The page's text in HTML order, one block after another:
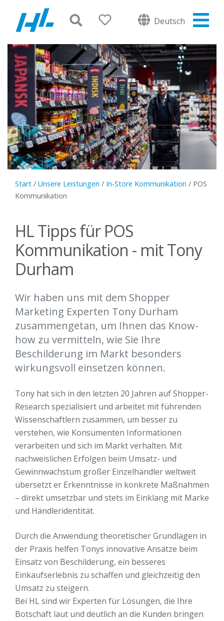
Deutsch
Start / Unsere Leistungen / In-Store Kommunikation / POS
Kommunikation
HL Tipps für POS
Kommunikation - mit Tony
Durham
Wir haben uns mit dem Shopper
Marketing Experten Tony Durham
zusammengetan, um Ihnen das Know-
how zu vermitteln, wie Sie Ihre
Beschilderung im Markt besonders
wirkungsvoll einsetzen können.
Tony hat sich in den letzten 20 Jahren auf Shopper-
Research spezialisiert und arbeitet mit führenden
Wissenschaftlern zusammen, um besser zu
verstehen, wie Konsumenten Informationen
verarbeiten und sich im Markt verhalten. Mit
nachweislichen Erfolgen beim Umsatz- und
Gewinnwachstum großer Einzelhändler weltweit
übersetzt er Erkenntnisse in konkrete Maßnahmen
– direkt umsetzbar und stets im Einklang mit Marke
und Händleridentität.
Durch die Anwendung theoretischer Grundlagen in
der Praxis helfen Tonys innovative Ansätze beim
Einsatz von Beschilderung, ein besseres
Einkaufserlebnis zu schaffen und gleichzeitig den
Umsatz zu steigern.
Bei HL sind wir Experten für Lösungen, die Ihre
Botschaft laut und deutlich an die Kunden bringen